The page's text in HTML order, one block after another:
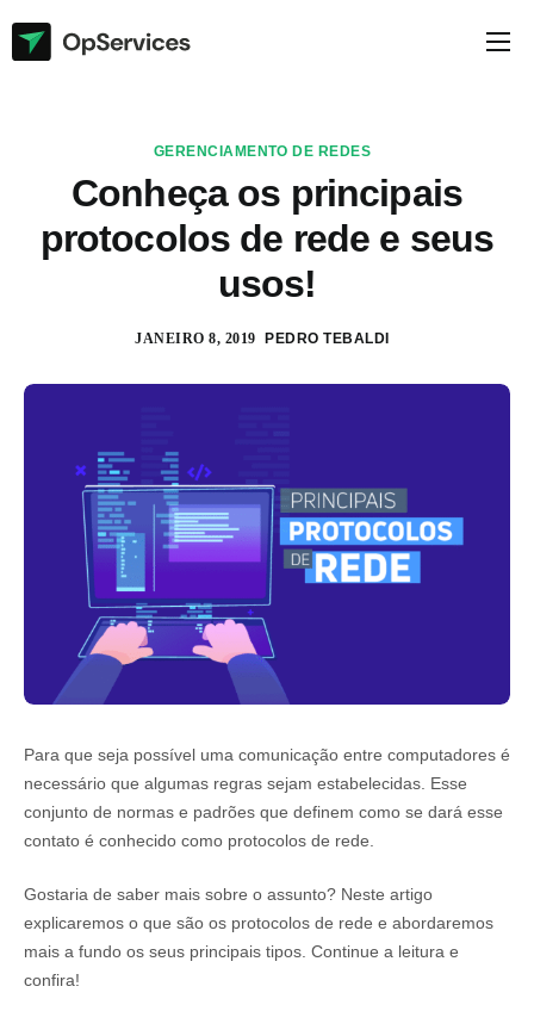
Documentação
GERENCIAMENTO DE REDES
Conheça os principais
protocolos de rede e seus
usos!
JANEIRO 8, 2019 PEDRO TEBALDI
Para que seja possível uma comunicação entre computadores é
necessário que algumas regras sejam estabelecidas. Esse
conjunto de normas e padrões que definem como se dará esse
contato é conhecido como protocolos de rede.
Gostaria de saber mais sobre o assunto? Neste artigo
explicaremos o que são os protocolos de rede e abordaremos
mais a fundo os seus principais tipos. Continue a leitura e
confira!